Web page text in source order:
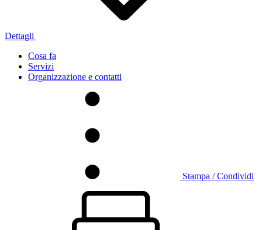
Dettagli
Cosa fa
Servizi
Organizzazione e contatti
Stampa / Condividi